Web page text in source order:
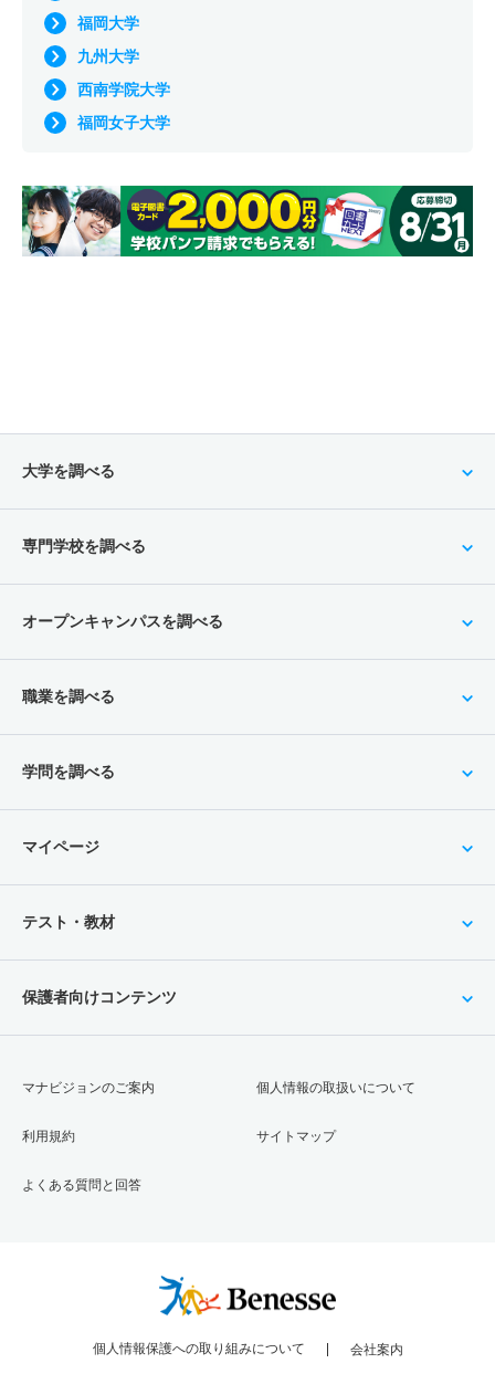
福岡大学
九州大学
西南学院大学
福岡女子大学
大学を調べる
専門学校を調べる
オープンキャンパスを調べる
職業を調べる
学問を調べる
マイページ
テスト・教材
保護者向けコンテンツ
マナビジョンのご案内
利用規約
よくある質問と回答
個人情報の取扱いについて
サイトマップ
個人情報保護への取り組みについて 会社案内